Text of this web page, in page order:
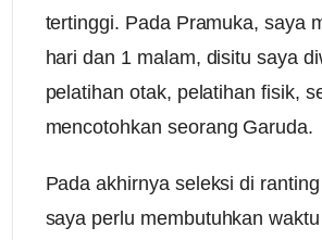
tertinggi. Pada Pramuka, saya
hari dan 1 malam, disitu saya
pelatihan otak, pelatihan fisik,
mencotohkan seorang Garuda.
Pada akhirnya seleksi di
saya perlu membutuhkan